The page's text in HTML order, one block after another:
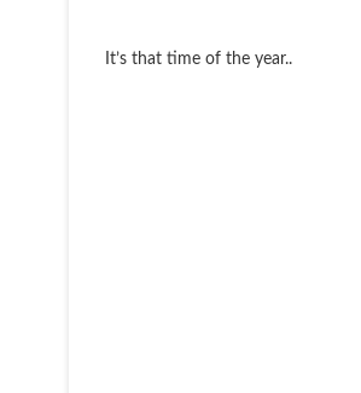
It’s that time of the year..